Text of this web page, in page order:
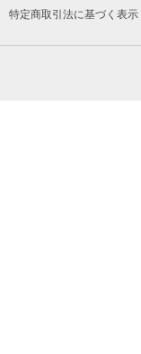
特定商取引法に基づく表示